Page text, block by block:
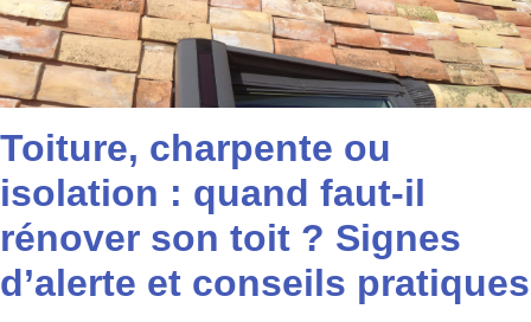
Toiture, charpente ou
isolation : quand faut-il
rénover son toit ? Signes
d’alerte et conseils pratiques